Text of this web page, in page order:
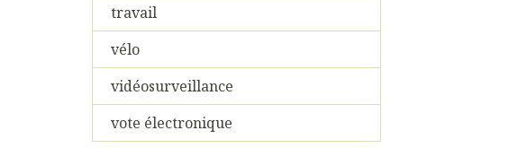
travail
vélo
vidéosurveillance
vote électronique